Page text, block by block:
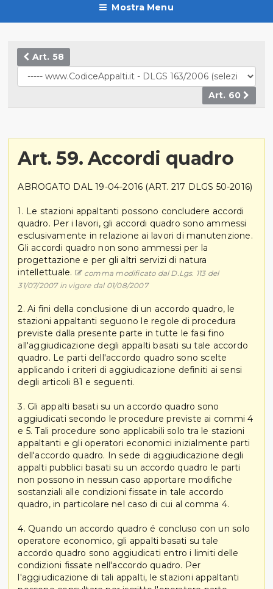
Mostra Menu
Art. 58
Art. 60
Art. 59. Accordi quadro
ABROGATO DAL 19-04-2016 (ART. 217 DLGS 50-2016)
1. Le stazioni appaltanti possono concludere accordi
quadro. Per i lavori, gli accordi quadro sono ammessi
esclusivamente in relazione ai lavori di manutenzione.
Gli accordi quadro non sono ammessi per la
progettazione e per gli altri servizi di natura
intellettuale.
comma modificato dal D.Lgs. 113 del
31/07/2007 in vigore dal 01/08/2007
2. Ai fini della conclusione di un accordo quadro, le
stazioni appaltanti seguono le regole di procedura
previste dalla presente parte in tutte le fasi fino
all'aggiudicazione degli appalti basati su tale accordo
quadro. Le parti dell'accordo quadro sono scelte
applicando i criteri di aggiudicazione definiti ai sensi
degli articoli 81 e seguenti.
3. Gli appalti basati su un accordo quadro sono
aggiudicati secondo le procedure previste ai commi 4
e 5. Tali procedure sono applicabili solo tra le stazioni
appaltanti e gli operatori economici inizialmente parti
dell'accordo quadro. In sede di aggiudicazione degli
appalti pubblici basati su un accordo quadro le parti
non possono in nessun caso apportare modifiche
sostanziali alle condizioni fissate in tale accordo
quadro, in particolare nel caso di cui al comma 4.
4. Quando un accordo quadro é concluso con un solo
operatore economico, gli appalti basati su tale
accordo quadro sono aggiudicati entro i limiti delle
condizioni fissate nell'accordo quadro. Per
l'aggiudicazione di tali appalti, le stazioni appaltanti